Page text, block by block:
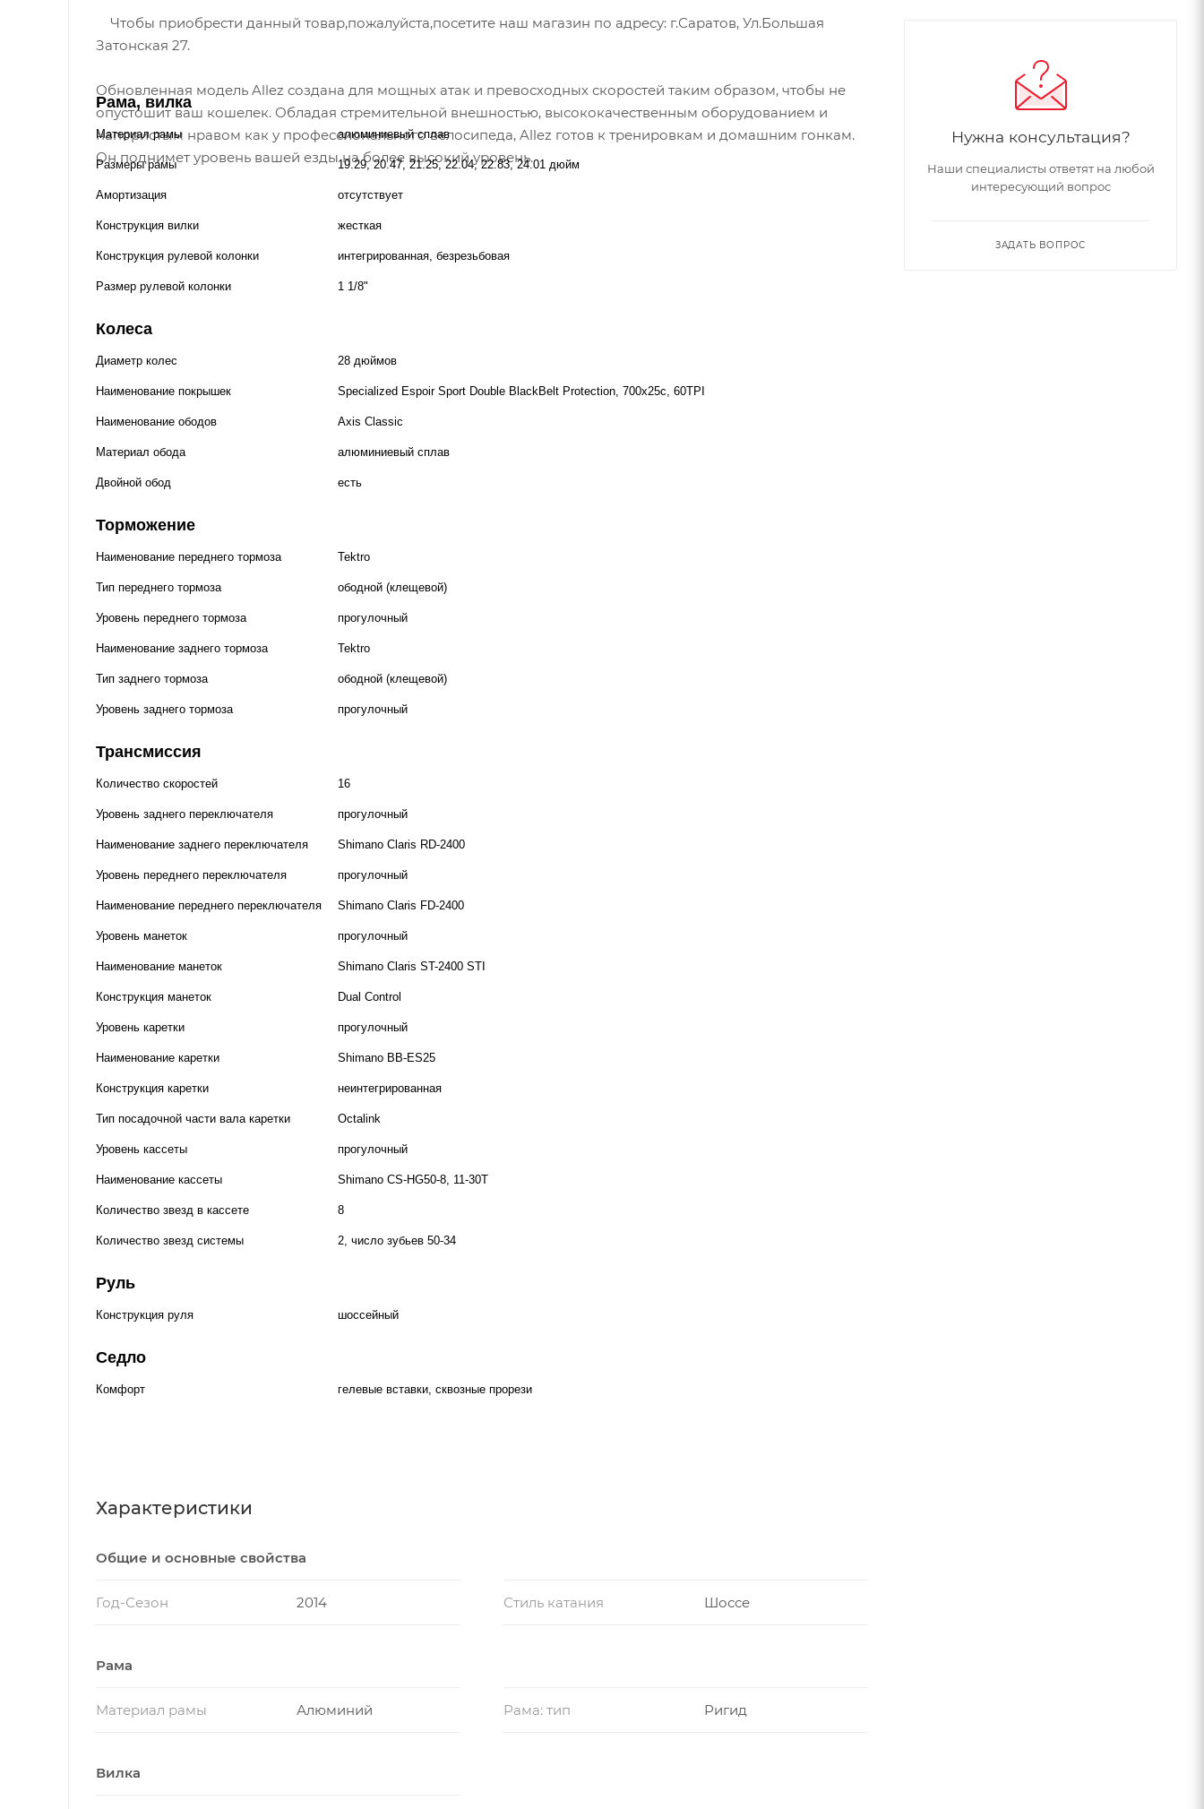
Чтобы приобрести данный товар,пожалуйста,посетите наш магазин по адресу: г.Саратов, Ул.Большая
Затонская 27.
Обновленная модель Allez создана для мощных атак и превосходных скоростей таким образом, чтобы не
опустошит ваш кошелек. Обладая стремительной внешностью, высококачественным оборудованием и
напористым нравом как у профессионального велосипеда, Allez готов к тренировкам и домашним гонкам.
Он поднимет уровень вашей езды на более высокий уровень.
Рама, вилка
Материал рамы алюминиевый сплав
Размеры рамы 19.29, 20.47, 21.25, 22.04, 22.83, 24.01 дюйм
Амортизация отсутствует
Конструкция вилки жесткая
Конструкция рулевой колонки интегрированная, безрезьбовая
Размер рулевой колонки 1 1/8"
Колеса
Диаметр колес 28 дюймов
Наименование покрышек Specialized Espoir Sport Double BlackBelt Protection, 700x25c, 60TPI
Наименование ободов Axis Classic
Материал обода алюминиевый сплав
Двойной обод есть
Торможение
Наименование переднего тормоза Tektro
Тип переднего тормоза ободной (клещевой)
Уровень переднего тормоза прогулочный
Наименование заднего тормоза Tektro
Тип заднего тормоза ободной (клещевой)
Уровень заднего тормоза прогулочный
Трансмиссия
Количество скоростей 16
Уровень заднего переключателя прогулочный
Наименование заднего переключателя Shimano Claris RD-2400
Уровень переднего переключателя прогулочный
Наименование переднего переключателя Shimano Claris FD-2400
Уровень манеток прогулочный
Наименование манеток Shimano Claris ST-2400 STI
Конструкция манеток Dual Control
Уровень каретки прогулочный
Наименование каретки Shimano BB-ES25
Конструкция каретки неинтегрированная
Тип посадочной части вала каретки Octalink
Уровень кассеты прогулочный
Наименование кассеты Shimano CS-HG50-8, 11-30T
Количество звезд в кассете 8
Количество звезд системы 2, число зубьев 50-34
Руль
Конструкция руля шоссейный
Седло
Комфорт гелевые вставки, сквозные прорези
Характеристики
Общие и основные свойства
Год-Сезон 2014 Стиль катания Шоссе
Рама
Материал рамы Алюминий Рама: тип Ригид
Вилка
Нужна консультация?
Наши специалисты ответят на любой
интересующий вопрос
ЗАДАТЬ ВОПРОС